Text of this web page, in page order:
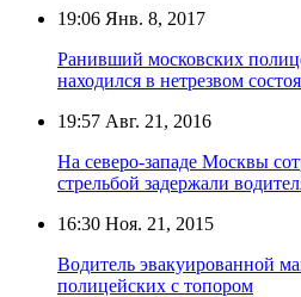
19:06 Янв. 8, 2017
Ранивший московских
находился в нетрезвом
19:57 Авг. 21, 2016
На северо-западе Москвы
стрельбой задержали
16:30 Ноя. 21, 2015
Водитель эвакуированной
полицейских с топором